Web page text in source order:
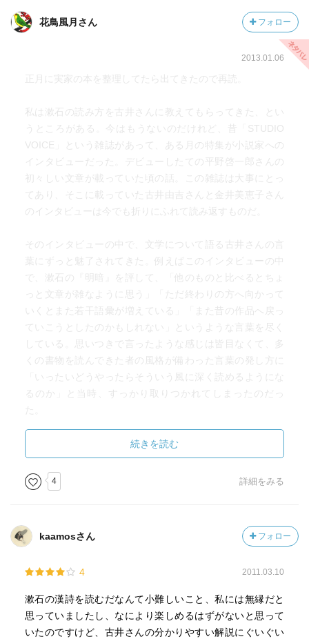
花鳥風月さん フォロー
2013.01.06
正月に実家の本を整理してたら出てきたので再読。
私は漱石の読み方を古井さんに教えてもらってきた、とい
うところがある。今はもうないのだけれど、昔「STUDIO
VOICE」という雑誌があって、ある月の特集が小説家への
インタビューだった。デビューしたての平野啓一郎さんの
初々しい文章が載っていた頃の話。この雑誌は大事にとっ
てあり、そこに載っていた古井由吉さんと金井美恵子さん
のインタビューは今でも折りにふれて読み返すものだ。
そのインタビューの中で、文学について語る古井さんの言
葉にずっと魅了されてきた。例えばこのインタビューの中
で、漱石の『明暗』を評して、「他のものと比べるとちょ
っと文章が雑なように思う」「ただ終わりの方へ向かって
いくとまた若干語彙が増えている」「また昔の作品へ戻っ
ていこうとしたのかもしれない」というような言葉を尽く
している。思いつきで言ったような感じは皆目なくて、多
くの書物を読んできた者の風格が備わった言葉の発し方に
「いったいどうやったらそういう風に深く読めるようにな
るのか」と当時、すっかり取りつかれてしまったのだっ
た。
『漱石の漢詩を読む』は俗に言う「修善寺の大患」後に生
み出された作品、『思い出す事など』や『明暗』と、その
執筆と並行して行われた漢詩の創作について、精読してい
くもの。漢詩についての解説も多いけれど、折々に、古井
の態度のようなものも透けて見えてくる。漢詩と近代文学
の文章を中心にしながら、他の言語との関係も示され、自
まで感じ取れてくる。素晴らしい日本語論であると思う。
それにしても漱石は凄い作家だし、幸せな作家だと思う。
後世の人にこのように読んでもらえれば本望なのではない
続きを読む
4 詳細をみる
kaamosさん フォロー
4 2011.03.10
漱石の漢詩を読むだなんて小難しいこと、私には無縁だと
思っていましたし、なにより楽しめるはずがないと思って
いたのですけど、古井さんの分かりやすい解説にぐいぐい